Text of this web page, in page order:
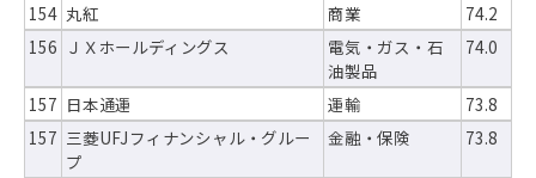
154 丸紅 商業
74.2
156 ＪＸホールディングス
電気・ガス・石
油製品
74.0
157 日本通運 運輸
73.8
157 三菱UFJフィナンシャル・グルー
プ
金融・保険 73.8